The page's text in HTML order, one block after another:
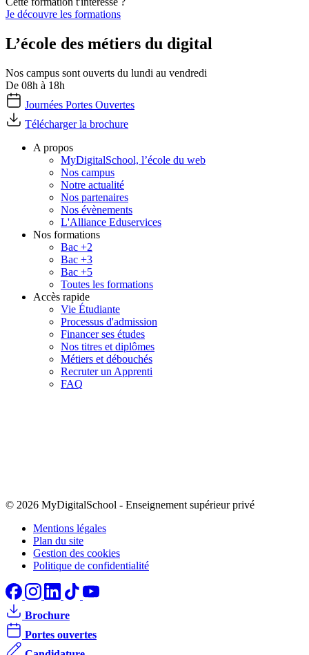
Je découvre les formations
L’école des métiers du digital
Nos campus sont ouverts du lundi au vendredi
De 08h à 18h
Journées Portes Ouvertes
Télécharger la brochure
A propos
MyDigitalSchool, l’école du web
Nos campus
Notre actualité
Nos partenaires
Nos évènements
L'Alliance Eduservices
Nos formations
Bac +2
Bac +3
Bac +5
Toutes les formations
Accès rapide
Vie Étudiante
Processus d'admission
Financer ses études
Nos titres et diplômes
Métiers et débouchés
Recruter un Apprenti
FAQ
© 2026 MyDigitalSchool - Enseignement supérieur privé
Mentions légales
Plan du site
Gestion des cookies
Politique de confidentialité
Brochure
Portes ouvertes